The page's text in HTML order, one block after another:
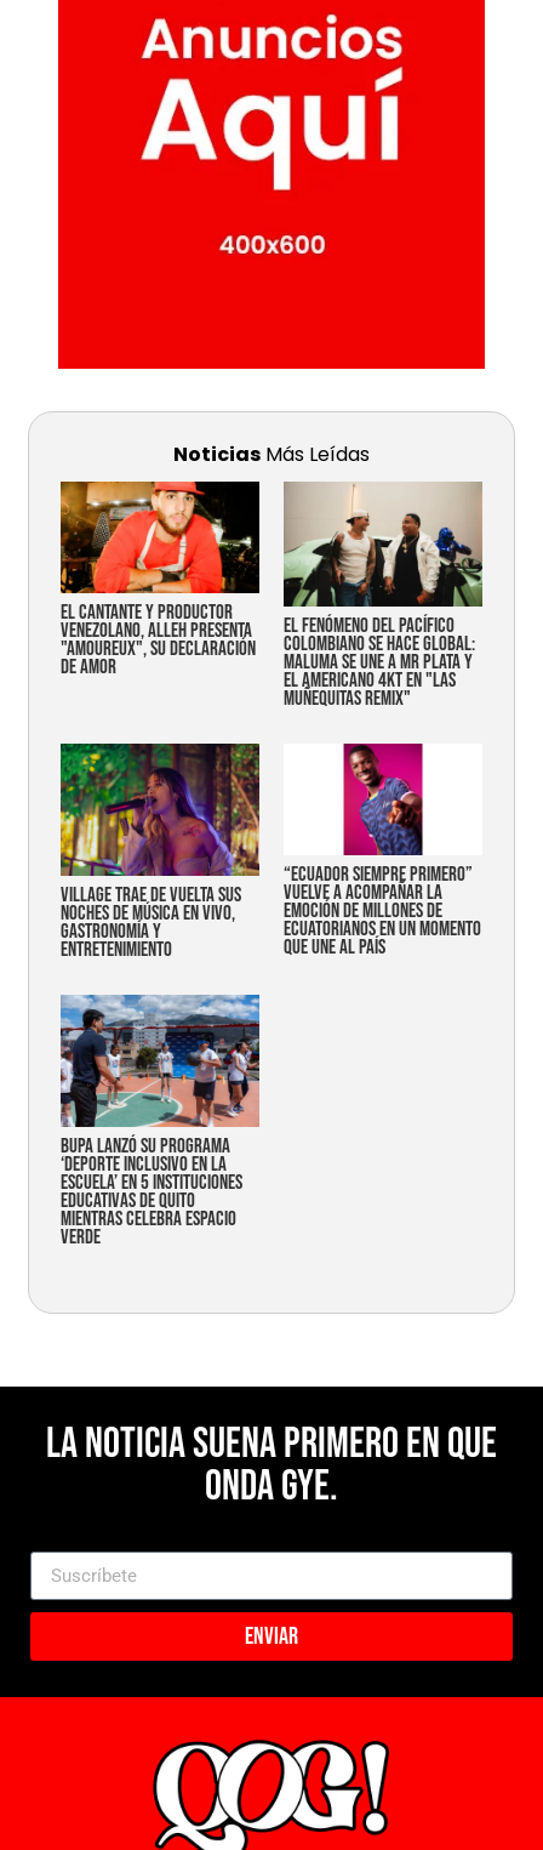
Noticias Más Leídas
EL CANTANTE Y PRODUCTOR
VENEZOLANO, ALLEH PRESENTA
"AMOUREUX", SU DECLARACIÓN
DE AMOR
EL FENÓMENO DEL PACÍFICO
COLOMBIANO SE HACE GLOBAL:
MALUMA SE UNE A MR PLATA Y
EL AMERICANO 4KT EN "LAS
MUÑEQUITAS REMIX"
Village trae de vuelta sus
noches de música en vivo,
gastronomía y
entretenimiento
“Ecuador siempre primero”
vuelve a acompañar la
emoción de millones de
ecuatorianos en un momento
que une al país
Bupa lanzó su programa
‘Deporte Inclusivo en la
Escuela’ en 5 instituciones
educativas de Quito
mientras celebra espacio
verde
La noticia suena primero en Que
Onda Gye.
Enviar